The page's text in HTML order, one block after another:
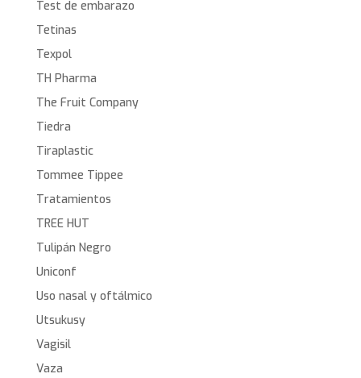
Test de embarazo
Tetinas
Texpol
TH Pharma
The Fruit Company
Tiedra
Tiraplastic
Tommee Tippee
Tratamientos
TREE HUT
Tulipán Negro
Uniconf
Uso nasal y oftálmico
Utsukusy
Vagisil
Vaza